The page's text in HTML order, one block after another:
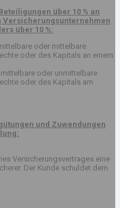
über 10 % an
über 10 %:
oder mittelbare
oder des Kapitals an einem
oder unmittelbare
oder des Kapitals am
und Zuwendungen
Versicherungsvertrages eine
Der Kunde schuldet dem